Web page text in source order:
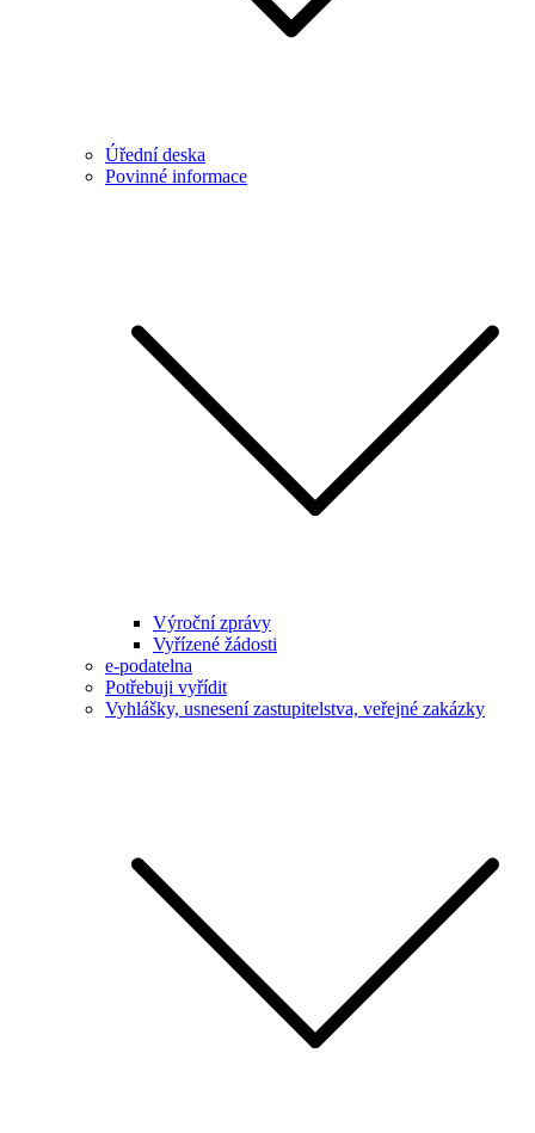
Úřední deska
Povinné informace
Výroční zprávy
Vyřízené žádosti
e-podatelna
Potřebuji vyřídit
Vyhlášky, usnesení zastupitelstva, veřejné zakázky